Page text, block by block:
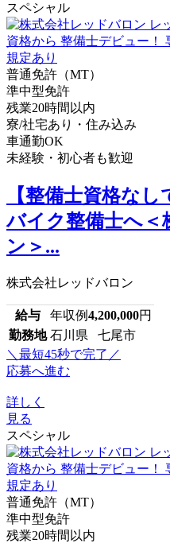
スペシャル
普通免許（MT）
準中型免許
残業20時間以内
寮/社宅あり・住み込み
車通勤OK
未経験・初心者も歓迎
【整備士資格な
バイク整備士へ＜
ン＞...
株式会社レッドバロン
給与 年収例4,200,000円
勤務地 石川県 七尾市
＼最短45秒で完了／
応募へ進む
詳しく
見る
スペシャル
普通免許（MT）
準中型免許
残業20時間以内